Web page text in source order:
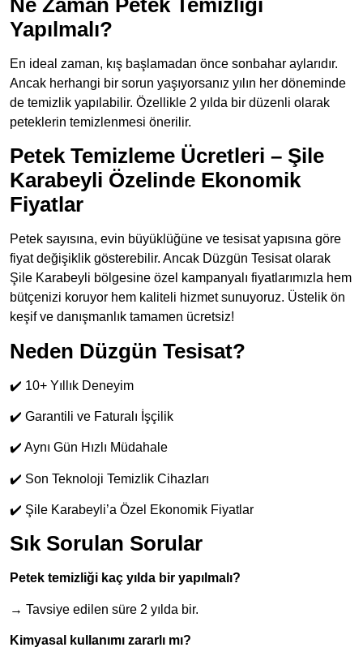
Ne Zaman Petek Temizliği
Yapılmalı?
En ideal zaman, kış başlamadan önce sonbahar aylarıdır.
Ancak herhangi bir sorun yaşıyorsanız yılın her döneminde
de temizlik yapılabilir. Özellikle 2 yılda bir düzenli olarak
peteklerin temizlenmesi önerilir.
Petek Temizleme Ücretleri – Şile
Karabeyli Özelinde Ekonomik
Fiyatlar
Petek sayısına, evin büyüklüğüne ve tesisat yapısına göre
fiyat değişiklik gösterebilir. Ancak Düzgün Tesisat olarak
Şile Karabeyli bölgesine özel kampanyalı fiyatlarımızla hem
bütçenizi koruyor hem kaliteli hizmet sunuyoruz. Üstelik ön
keşif ve danışmanlık tamamen ücretsiz!
Neden Düzgün Tesisat?
✔️ 10+ Yıllık Deneyim
✔️ Garantili ve Faturalı İşçilik
✔️ Aynı Gün Hızlı Müdahale
✔️ Son Teknoloji Temizlik Cihazları
✔️ Şile Karabeyli’a Özel Ekonomik Fiyatlar
Sık Sorulan Sorular
Petek temizliği kaç yılda bir yapılmalı?
→ Tavsiye edilen süre 2 yılda bir.
Kimyasal kullanımı zararlı mı?